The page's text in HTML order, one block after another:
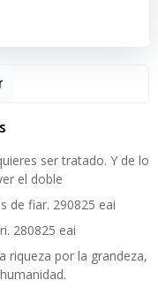
ser tratado. Y de lo
el doble
de fiar. 290825 eai
280825 eai
riqueza por la grandeza,